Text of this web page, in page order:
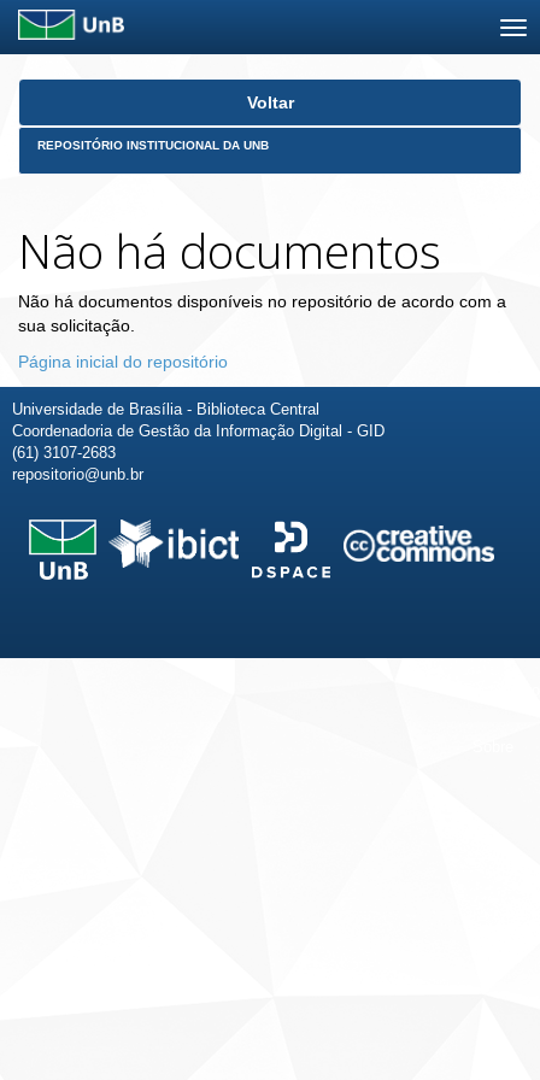
Skip
Voltar
REPOSITÓRIO INSTITUCIONAL DA UNB
Não há documentos
Não há documentos disponíveis no repositório de acordo com a
sua solicitação.
Página inicial do repositório
Universidade de Brasília - Biblioteca Central
Coordenadoria de Gestão da Informação Digital - GID
(61) 3107-2683
repositorio@unb.br